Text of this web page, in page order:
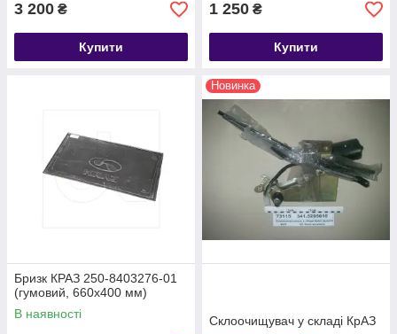
3 200 ₴
Купити
1 250 ₴
Купити
Бризк КРАЗ 250-8403276-01
(гумовий, 660х400 мм)
В наявності
Новинка
Склоочищувач у складі КрАЗ